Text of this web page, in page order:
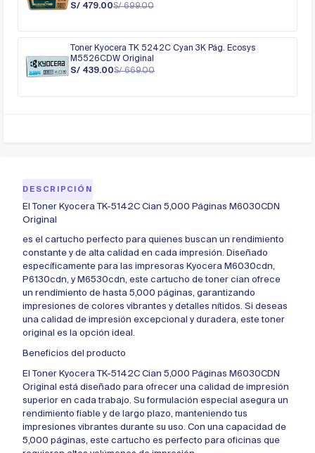
S/ 479.00S/ 699.00
Toner Kyocera TK 5242C Cyan 3K Pág. Ecosys
M5526CDW Original
S/ 439.00S/ 669.00
DESCRIPCIÓN
El Toner Kyocera TK-5142C Cian 5,000 Páginas M6030CDN
Original
es el cartucho perfecto para quienes buscan un rendimiento
constante y de alta calidad en cada impresión. Diseñado
específicamente para las impresoras Kyocera M6030cdn,
P6130cdn, y M6530cdn, este cartucho de toner cian ofrece
un rendimiento de hasta 5,000 páginas, garantizando
impresiones de colores vibrantes y detalles nítidos. Si deseas
una calidad de impresión excepcional y duradera, este toner
original es la opción ideal.
Beneficios del producto
El Toner Kyocera TK-5142C Cian 5,000 Páginas M6030CDN
Original está diseñado para ofrecer una calidad de impresión
superior en cada trabajo. Su formulación especial asegura un
rendimiento fiable y de largo plazo, manteniendo tus
impresiones vibrantes durante su uso. Con una capacidad de
5,000 páginas, este cartucho es perfecto para oficinas que